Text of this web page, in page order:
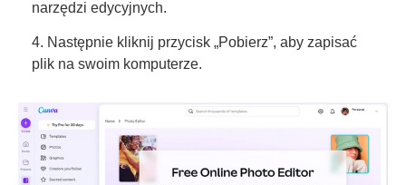
narzędzi edycyjnych.
4. Następnie kliknij przycisk „Pobierz”, aby zapisać
plik na swoim komputerze.